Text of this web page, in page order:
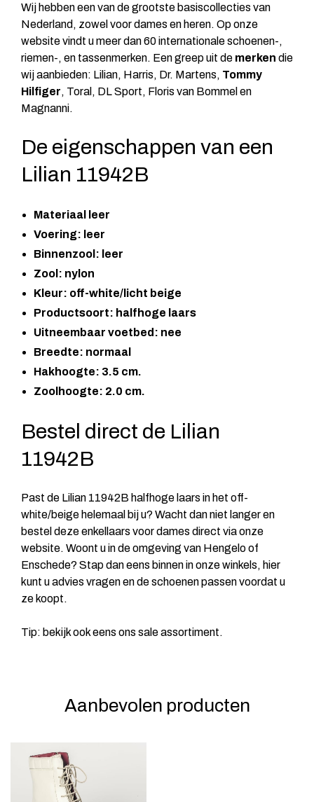
Wij hebben een van de grootste basiscollecties van
Nederland, zowel voor dames en heren. Op onze
website vindt u meer dan 60 internationale schoenen-,
riemen-, en tassenmerken. Een greep uit de merken die
wij aanbieden: Lilian, Harris, Dr. Martens, Tommy
Hilfiger, Toral, DL Sport, Floris van Bommel en
Magnanni.
De eigenschappen van een
Lilian 11942B
Materiaal leer
Voering: leer
Binnenzool: leer
Zool: nylon
Kleur: off-white/licht beige
Productsoort: halfhoge laars
Uitneembaar voetbed: nee
Breedte: normaal
Hakhoogte: 3.5 cm.
Zoolhoogte: 2.0 cm.
Bestel direct de Lilian
11942B
Past de Lilian 11942B halfhoge laars in het off-
white/beige helemaal bij u? Wacht dan niet langer en
bestel deze enkellaars voor dames direct via onze
website. Woont u in de omgeving van Hengelo of
Enschede? Stap dan eens binnen in onze winkels, hier
kunt u advies vragen en de schoenen passen voordat u
ze koopt.
Tip: bekijk ook eens ons saleassortiment.
Aanbevolen producten